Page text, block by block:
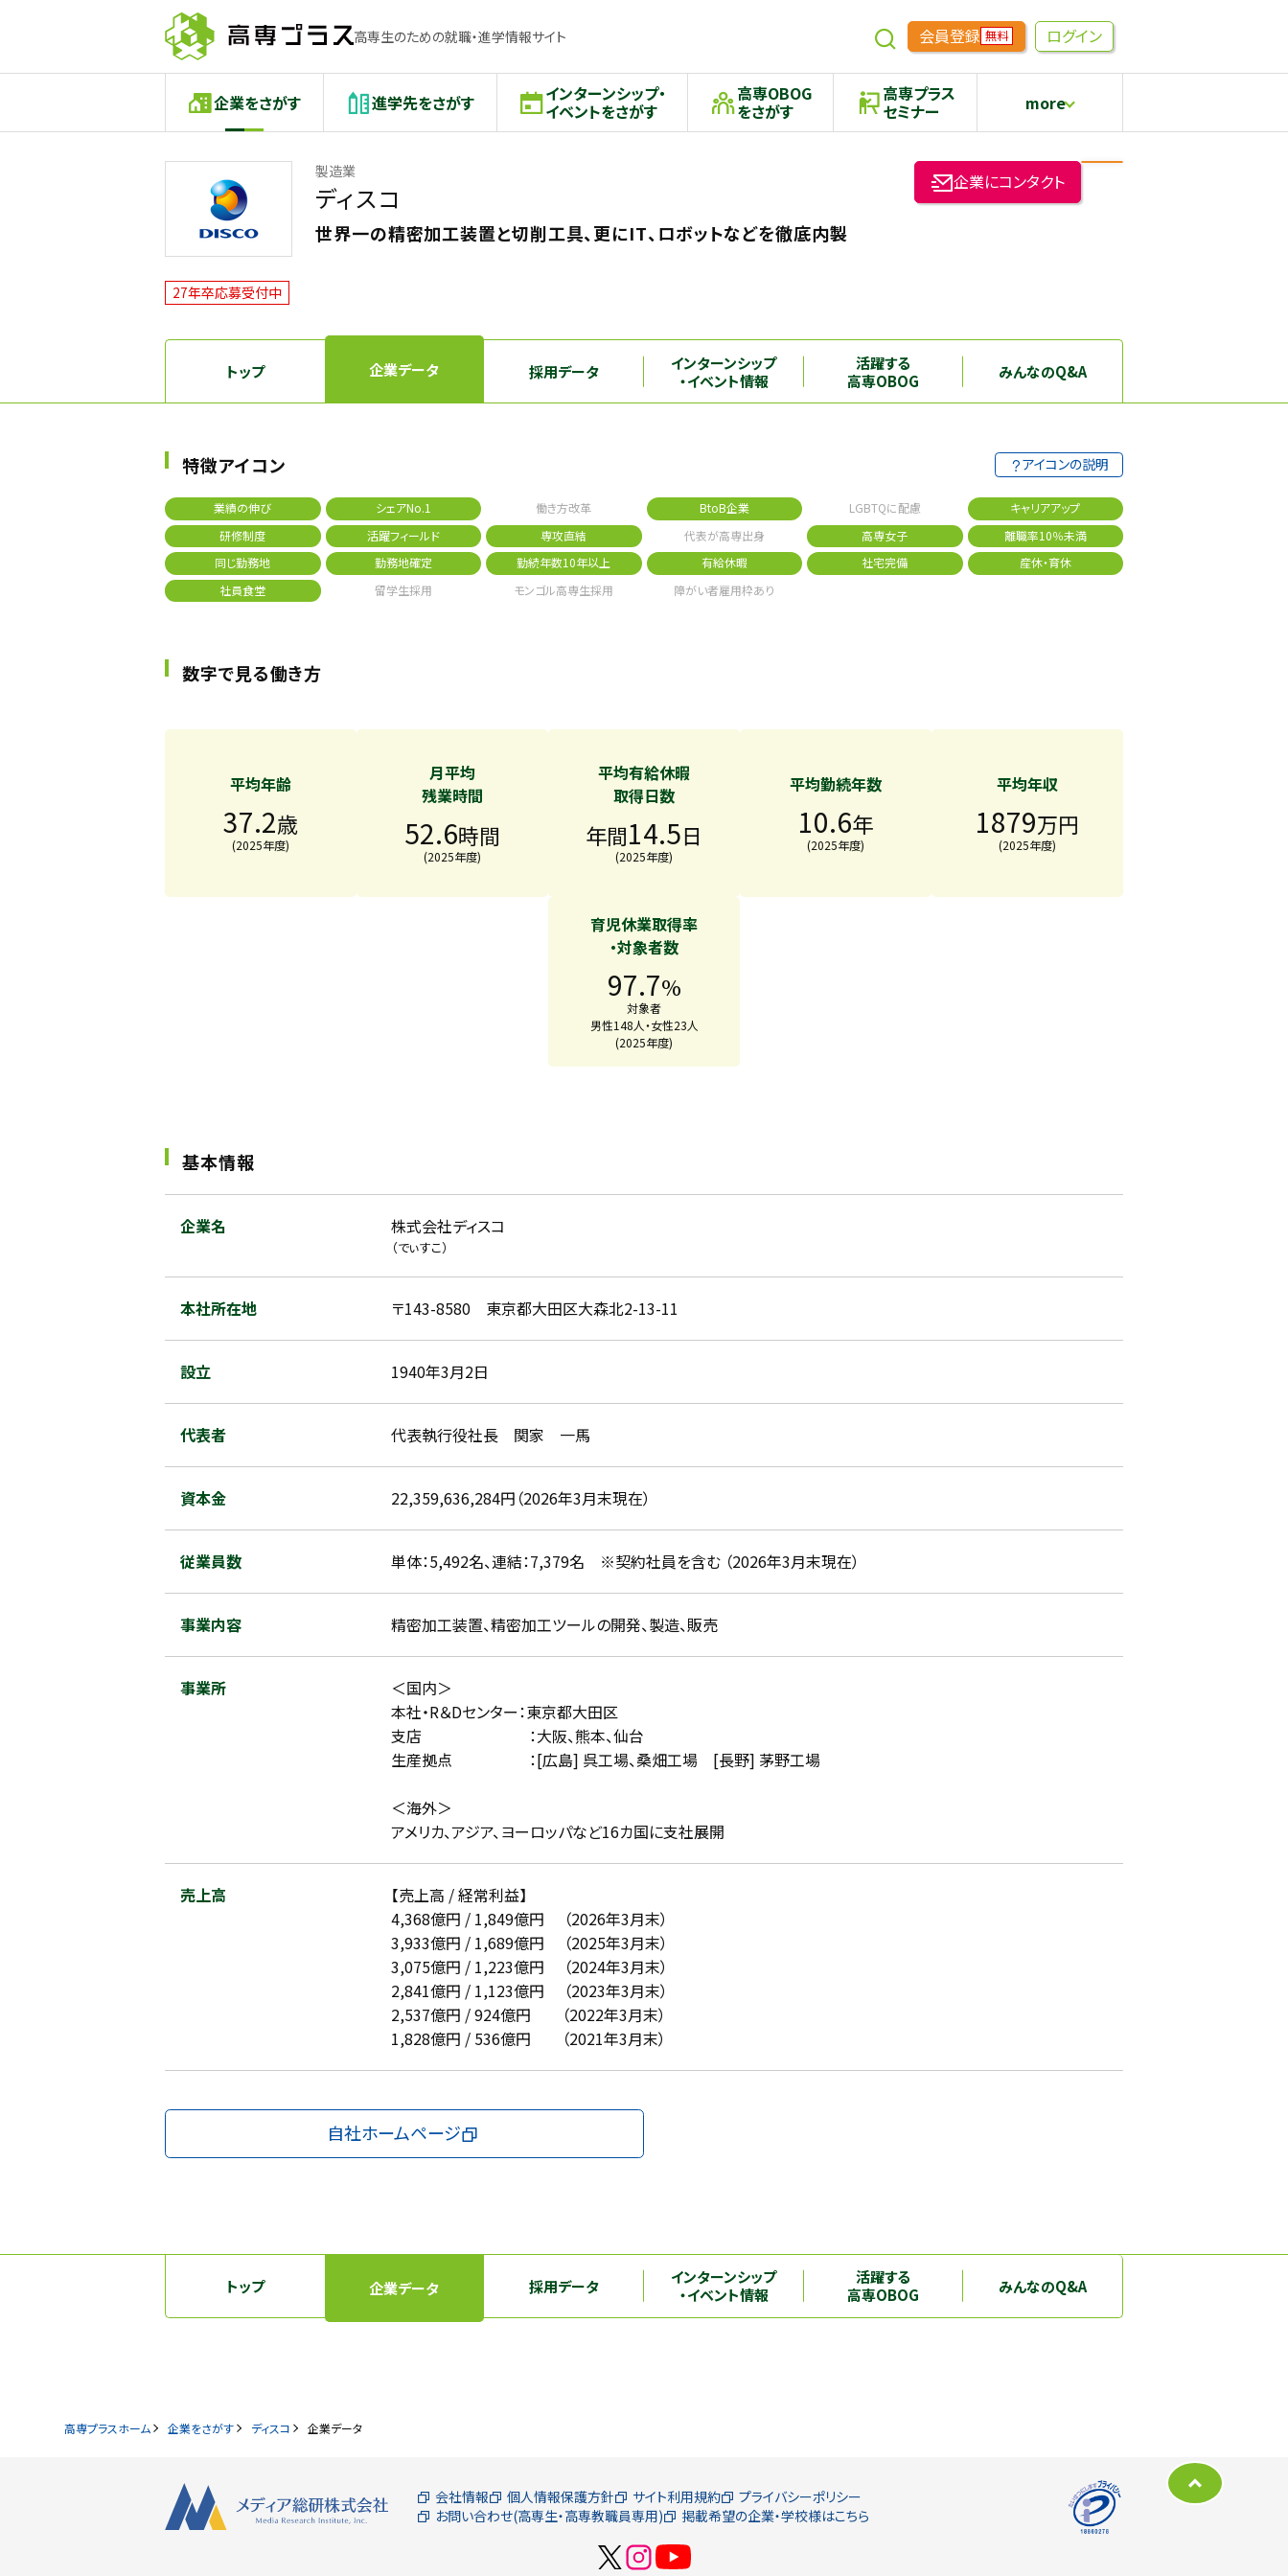
高専生のための就職・進学情報サイト 会員登録 無料 ログイン
企業をさがす 進学先をさがす インターンシップ・
イベントをさがす
高専OBOG
をさがす
高専プラス
セミナー more
高専生コミュニティめもらす
本科5年生・専攻科2年生向け
製造業
ディスコ
世界一の精密加工装置と切削工具、更にIT、ロボットなどを徹底内製
企業にコンタクト
27年卒応募受付中
トップ 企業データ 採用データ
インターンシップ
・イベント情報
活躍する
高専OBOG
みんなのQ&A
特徴アイコン アイコンの説明
業績の伸び シェアNo.1 働き方改革 BtoB企業 LGBTQに配慮
キャリアアップ
研修制度
活躍フィールド 専攻直結 代表が高専出身 高専女子
離職率10％未満
同じ勤務地
勤務地確定 勤続年数10年以上 有給休暇 社宅完備
産休・育休
社員食堂
留学生採用 モンゴル高専生採用 障がい者雇用枠あり
数字で見る働き方
平均年齢
37.2歳
(2025年度)
月平均
残業時間
52.6時間
(2025年度)
平均有給休暇
取得日数
年間14.5日
(2025年度)
平均勤続年数
10.6年
(2025年度)
平均年収
1879万円
(2025年度)
育児休業取得率
・対象者数
97.7%
対象者
男性148人・女性23人
(2025年度)
基本情報
企業名 株式会社ディスコ
（でぃすこ）
本社所在地 〒143-8580 東京都大田区大森北2-13-11
設立 1940年3月2日
代表者 代表執行役社長 関家 一馬
資本金 22,359,636,284円（2026年3月末現在）
従業員数 単体：5,492名、連結：7,379名 ※契約社員を含む （2026年3月末現在）
事業内容 精密加工装置、精密加工ツールの開発、製造、販売
事業所
＜国内＞
本社・R＆Dセンター：東京都大田区
支店 ：大阪、熊本、仙台
生産拠点 ：[広島] 呉工場、桑畑工場 [長野] 茅野工場
＜海外＞
アメリカ、アジア、ヨーロッパなど16カ国に支社展開
売上高
【売上高 / 経常利益】
4,368億円 / 1,849億円 （2026年3月末）
3,933億円 / 1,689億円 （2025年3月末）
3,075億円 / 1,223億円 （2024年3月末）
2,841億円 / 1,123億円 （2023年3月末）
2,537億円 / 924億円 （2022年3月末）
1,828億円 / 536億円 （2021年3月末）
自社ホームページ
トップ 企業データ 採用データ
インターンシップ
・イベント情報
活躍する
高専OBOG
みんなのQ&A
高専プラスホーム 企業をさがす ディスコ 企業データ
会社情報 個人情報保護方針 サイト利用規約
プライバシーポリシー
お問い合わせ(高専生・高専教職員専用)
掲載希望の企業・学校様はこちら